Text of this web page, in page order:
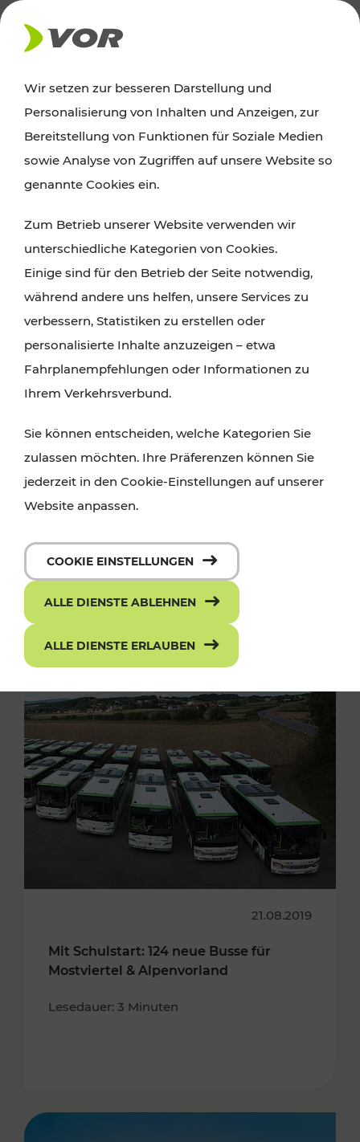
AKTUELLES
News
Alle wichtigen Meldungen zu Fahrplanänderungen,
finden Sie hier im Überblick.
21.08.2019
Mit Schulstart: 124 neue Busse für
Mostviertel & Alpenvorland
Lesedauer: 3 Minuten
Wir setzen zur besseren Darstellung und
Personalisierung von Inhalten und Anzeigen, zur
Bereitstellung von Funktionen für Soziale Medien
sowie Analyse von Zugriffen auf unsere Website so
genannte Cookies ein.
Zum Betrieb unserer Website verwenden wir
unterschiedliche Kategorien von Cookies.
Einige sind für den Betrieb der Seite notwendig,
während andere uns helfen, unsere Services zu
verbessern, Statistiken zu erstellen oder
personalisierte Inhalte anzuzeigen – etwa
Fahrplanempfehlungen oder Informationen zu
Ihrem Verkehrsverbund.
Sie können entscheiden, welche Kategorien Sie
zulassen möchten. Ihre Präferenzen können Sie
jederzeit in den Cookie-Einstellungen auf unserer
Website anpassen.
COOKIE EINSTELLUNGEN
ALLE DIENSTE ABLEHNEN
ALLE DIENSTE ERLAUBEN